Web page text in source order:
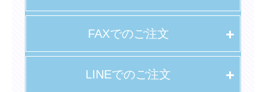
FAXでのご注文
LINEでのご注文